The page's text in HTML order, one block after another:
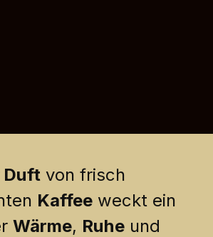
Duft von frisch
Kaffee weckt ein
Wärme, Ruhe und